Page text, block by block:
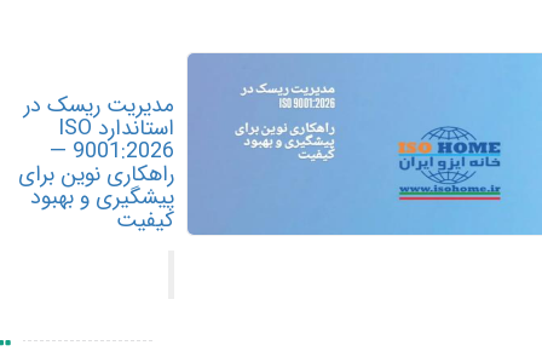
مدیریت ریسک در
استاندارد ISO
9001:2026 —
راهکاری نوین برای
پیشگیری و بهبود
کیفیت